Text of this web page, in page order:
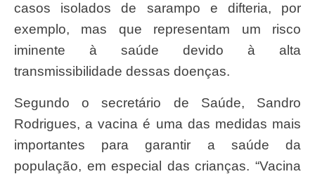
casos isolados de sarampo e difteria, por
exemplo, mas que representam um risco
iminente à saúde devido à alta
transmissibilidade dessas doenças.
Segundo o secretário de Saúde, Sandro
Rodrigues, a vacina é uma das medidas mais
importantes para garantir a saúde da
população, em especial das crianças. “Vacina